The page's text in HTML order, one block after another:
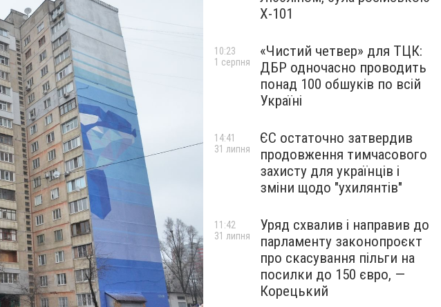
Х-101
«Чистий четвер» для ТЦК:
ДБР одночасно проводить
понад 100 обшуків по всій
Україні
10:23
1 серпня
ЄС остаточно затвердив
продовження тимчасового
захисту для українців і
зміни щодо "ухилянтів"
14:41
31 липня
Уряд схвалив і направив до
парламенту законопроєкт
про скасування пільги на
посилки до 150 євро, —
Корецький
11:42
31 липня